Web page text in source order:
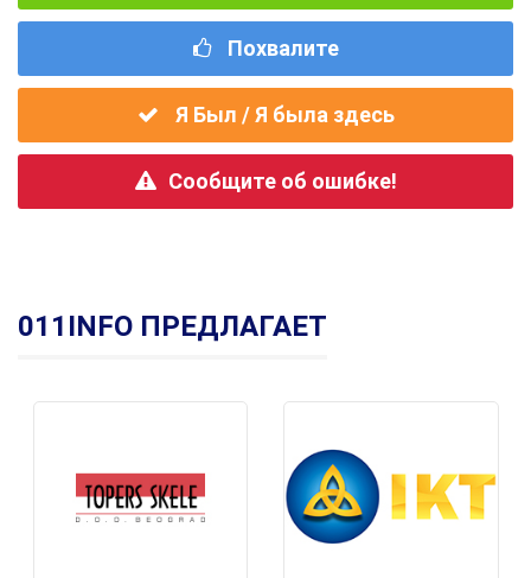
Похвалите
Я Был / Я была здесь
Сообщите об ошибке!
011INFO ПРЕДЛАГАЕТ